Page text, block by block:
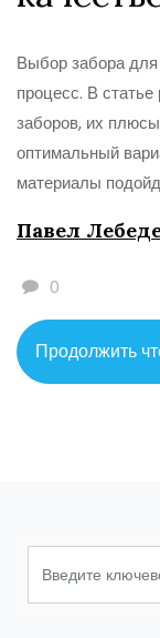
Выбор забора
процесс. В
заборов, их
оптимальный
материалы
Павел
0
Продолжить